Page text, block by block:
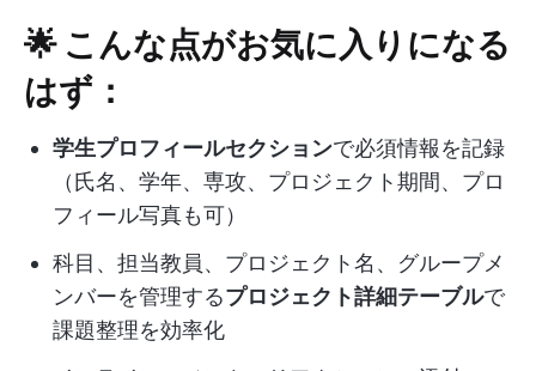
🌟 こんな点がお気に入りになる
はず：
学生プロフィールセクションで必須情報を記録
（氏名、学年、専攻、プロジェクト期間、プロ
フィール写真も可）
科目、担当教員、プロジェクト名、グループメ
ンバーを管理するプロジェクト詳細テーブルで
課題整理を効率化